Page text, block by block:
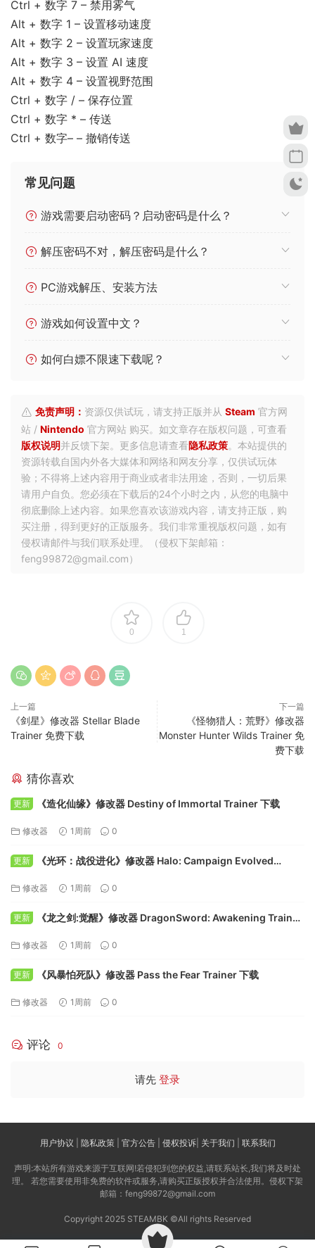
Ctrl + 数字 7 – 禁用雾气
Alt + 数字 1 – 设置移动速度
Alt + 数字 2 – 设置玩家速度
Alt + 数字 3 – 设置 AI 速度
Alt + 数字 4 – 设置视野范围
Ctrl + 数字 / – 保存位置
Ctrl + 数字 * – 传送
Ctrl + 数字– – 撤销传送
常见问题
游戏需要启动密码？启动密码是什么？
解压密码不对，解压密码是什么？
PC游戏解压、安装方法
游戏如何设置中文？
如何白嫖不限速下载呢？
免责声明： 资源仅供试玩，请支持正版并从 Steam 官方网
站 / Nintendo 官方网站 购买。如文章存在版权问题，可查看
版权说明并反馈下架。更多信息请查看隐私政策。本站提供的
资源转载自国内外各大媒体和网络和网友分享，仅供试玩体
验；不得将上述内容用于商业或者非法用途，否则，一切后果
请用户自负。您必须在下载后的24个小时之内，从您的电脑中
彻底删除上述内容。如果您喜欢该游戏内容，请支持正版，购
买注册，得到更好的正版服务。我们非常重视版权问题，如有
侵权请邮件与我们联系处理。（侵权下架邮箱：
feng99872@gmail.com）
0 1
上一篇
《剑星》修改器 Stellar Blade
Trainer 免费下载
下一篇
《怪物猎人：荒野》修改器
Monster Hunter Wilds Trainer 免
费下载
猜你喜欢
更新 《造化仙缘》修改器 Destiny of Immortal Trainer 下载
修改器 1周前 0
更新
《光环：战役进化》修改器 Halo: Campaign Evolved
修改器 1周前 0
更新
《龙之剑:觉醒》修改器 DragonSword: Awakening Trainer
修改器 1周前 0
更新 《风暴怕死队》修改器 Pass the Fear Trainer 下载
修改器 1周前 0
评论 0
请先 登录
用户协议 隐私政策| 官方公告| 侵权投诉| 关于我们 联系我们
声明:本站所有游戏来源于互联网!若侵犯到您的权益,请联系站长,我们将及时处
理。 若您需要使用非免费的软件或服务,请购买正版授权并合法使用。侵权下架
邮箱：feng99872@gmail.com
Copyright 2025 STEAMBK ©All rights Reserved